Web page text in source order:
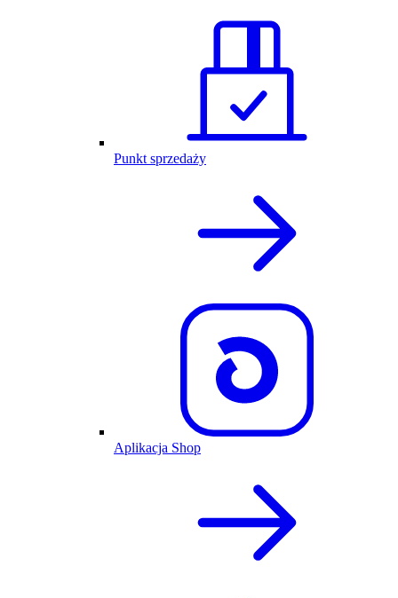
Punkt sprzedaży
Aplikacja Shop